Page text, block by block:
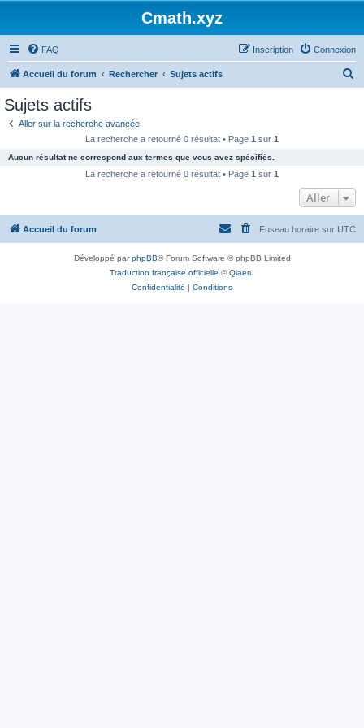
Cmath.xyz
FAQ Connexion
Inscription
Accueil du forum Rechercher Sujets actifs
c
e
Sujets actifs
Aller sur la recherche avancée
La recherche a retourné 0 résultat • Page 1 sur 1
Aucun résultat ne correspond aux termes que vous avez spécifiés.
La recherche a retourné 0 résultat • Page 1 sur 1
Aller
Accueil du forum Fuseau horaire sur UTC
Développé parphpBB® Forum Software © phpBB Limited
Traduction française officielle ©Qiaeru
Confidentialité | Conditions